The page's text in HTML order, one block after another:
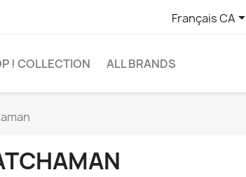
Français CA
! COLLECTION ALL BRANDS